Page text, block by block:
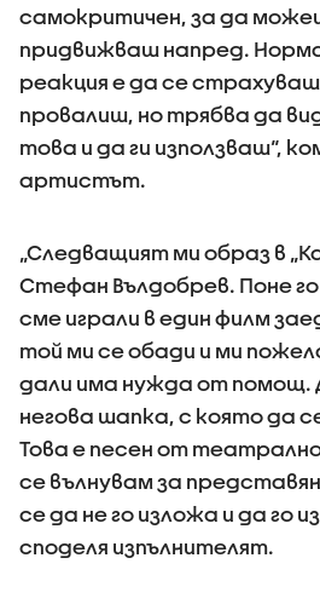
самокритичен, за да
придвижваш напред.
реакция е да се
провалиш, но трябва да
това и да ги използваш“,
артистът.
„Следващият ми образ в
Стефан Вълдобрев. Поне
сме играли в един филм
той ми се обади и ми
дали има нужда от помощ.
негова шапка, с която да
Това е песен от
се вълнувам за
се да не го изложа и да го
споделя изпълнителят.